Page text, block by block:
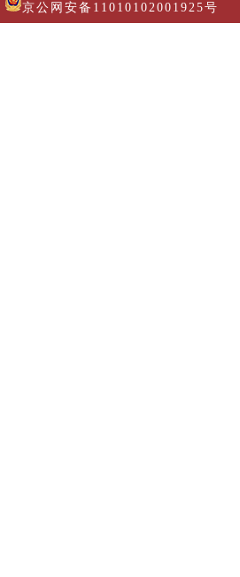
京公网安备11010102001925号